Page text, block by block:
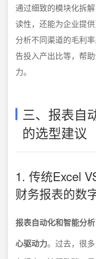
通过细致的模块化拆
读性，还能为企业提
分析不同渠道的毛利
告投入产出比等，帮
力。
三、报表自
的选型建议
1. 传统Excel
财务报表的数
报表自动化和智能分
心驱动力。过去，很